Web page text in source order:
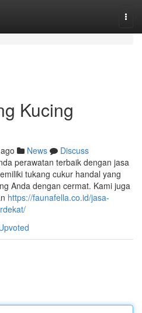
Kucing
News
Discuss
perawatan terbaik dengan jasa
tukang cukur handal yang
Anda dengan cermat. Kami juga
https://faunafella.co.id/jasa-